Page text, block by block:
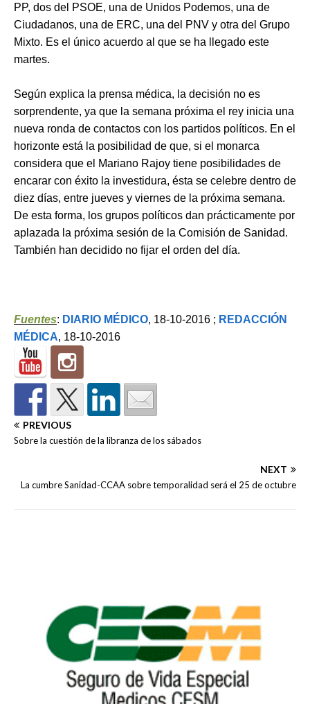
PP, dos del PSOE, una de Unidos Podemos, una de
Ciudadanos, una de ERC, una del PNV y otra del Grupo
Mixto. Es el único acuerdo al que se ha llegado este
martes.
Según explica la prensa médica, la decisión no es
sorprendente, ya que la semana próxima el rey inicia una
nueva ronda de contactos con los partidos políticos. En el
horizonte está la posibilidad de que, si el monarca
considera que el Mariano Rajoy tiene posibilidades de
encarar con éxito la investidura, ésta se celebre dentro de
diez días, entre jueves y viernes de la próxima semana.
De esta forma, los grupos políticos dan prácticamente por
aplazada la próxima sesión de la Comisión de Sanidad.
También han decidido no fijar el orden del día.
Fuentes: DIARIO MÉDICO, 18-10-2016 ; REDACCIÓN
MÉDICA, 18-10-2016
PREVIOUS
Sobre la cuestión de la libranza de los sábados
NEXT
La cumbre Sanidad-CCAA sobre temporalidad será el 25 de octubre